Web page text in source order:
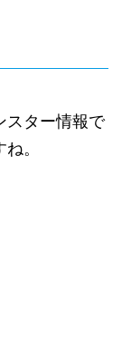
スター情報で
。